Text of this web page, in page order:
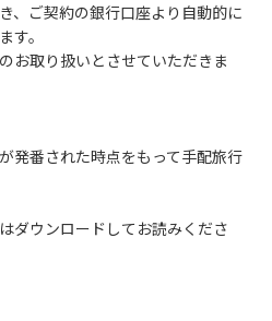
、ご契約の銀行口座より自動的に
す。
お取り扱いとさせていただきま
発番された時点をもって手配旅行
ダウンロードしてお読みくださ